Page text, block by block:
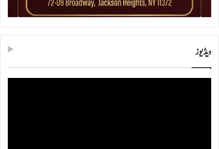
ویڈیوز